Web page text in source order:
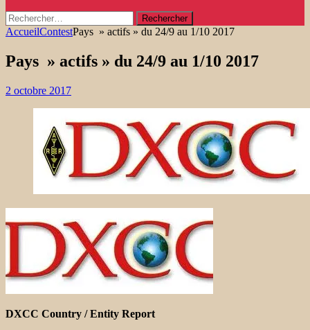
Rechercher :
AccueilContestPays » actifs » du 24/9 au 1/10 2017
Pays » actifs » du 24/9 au 1/10 2017
2 octobre 2017
DXCC Country / Entity Report